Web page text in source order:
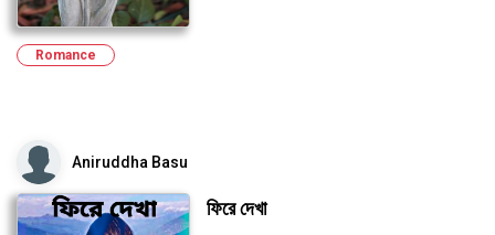
Romance
Aniruddha Basu
ফিরে দেখা